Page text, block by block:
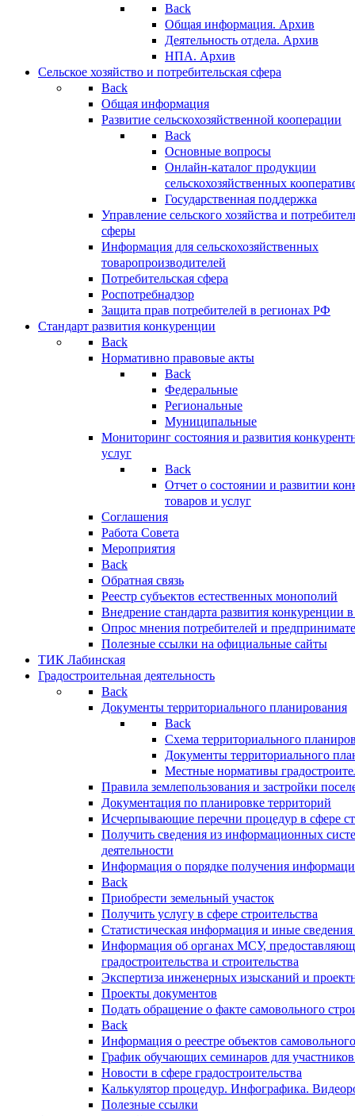
Back
Общая информация. Архив
Деятельность отдела. Архив
НПА. Архив
Сельское хозяйство и потребительская сфера
Back
Общая информация
Развитие сельскохозяйственной кооперации
Back
Основные вопросы
Онлайн-каталог продукции
сельскохозяйственных
Государственная поддержка
Управление сельского хозяйства и
сферы
Информация для сельскохозяйственных
товаропроизводителей
Потребительская сфера
Роспотребнадзор
Защита прав потребителей в регионах РФ
Стандарт развития конкуренции
Back
Нормативно правовые акты
Back
Федеральные
Региональные
Муниципальные
Мониторинг состояния и развития
услуг
Back
Отчет о состоянии и развитии
товаров и услуг
Соглашения
Работа Совета
Мероприятия
Back
Обратная связь
Реестр субъектов естественных монополий
Внедрение стандарта развития конкуренции
Опрос мнения потребителей и
Полезные ссылки на официальные сайты
ТИК Лабинская
Градостроительная деятельность
Back
Документы территориального планирования
Back
Схема территориального
Документы территориального
Местные нормативы
Правила землепользования и застройки
Документация по планировке территорий
Исчерпывающие перечни процедур в сфере
Получить сведения из информационных
деятельности
Информация о порядке получения
Back
Приобрести земельный участок
Получить услугу в сфере строительства
Статистическая информация и иные сведения
Информация об органах МСУ,
градостроительства и строительства
Экспертиза инженерных изысканий и
Проекты документов
Подать обращение о факте самовольного
Back
Информация о реестре объектов
График обучающих семинаров для участников
Новости в сфере градостроительства
Калькулятор процедур. Инфографика.
Полезные ссылки